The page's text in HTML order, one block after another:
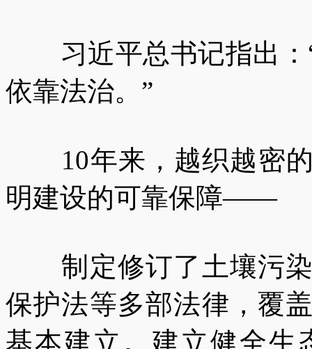
习近平总书记指出：“
依靠法治。”
10年来，越织越密的
明建设的可靠保障——
制定修订了土壤污染
保护法等多部法律，覆
基本建立。建立健全生